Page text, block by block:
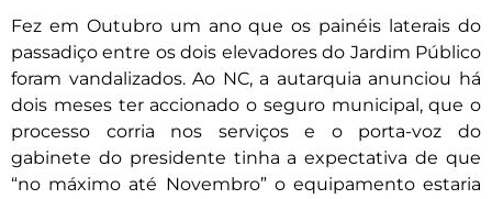
Fez em Outubro um ano que os painéis laterais do
passadiço entre os dois elevadores do Jardim Público
foram vandalizados. Ao NC, a autarquia anunciou há
dois meses ter accionado o seguro municipal, que o
processo corria nos serviços e o porta-voz do
gabinete do presidente tinha a expectativa de que
“no máximo até Novembro” o equipamento estaria